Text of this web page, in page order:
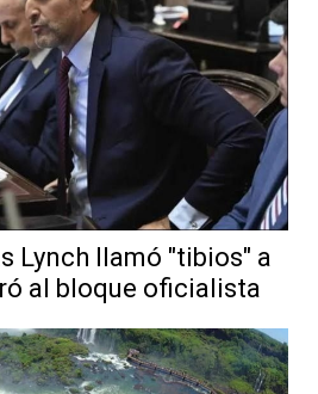
Lynch llamó "tibios" a
al bloque oficialista